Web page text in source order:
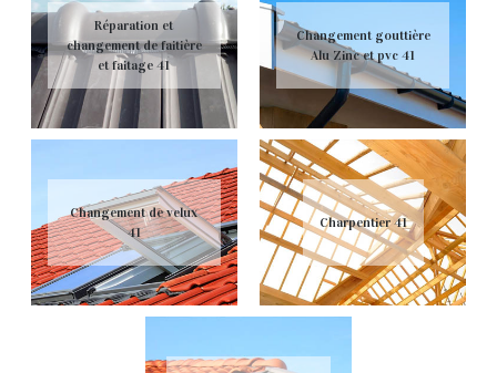
Réparation et
changement de faitière
et faitage 41
Changement gouttière
Alu Zinc et pvc 41
Changement de velux
41
Charpentier 41